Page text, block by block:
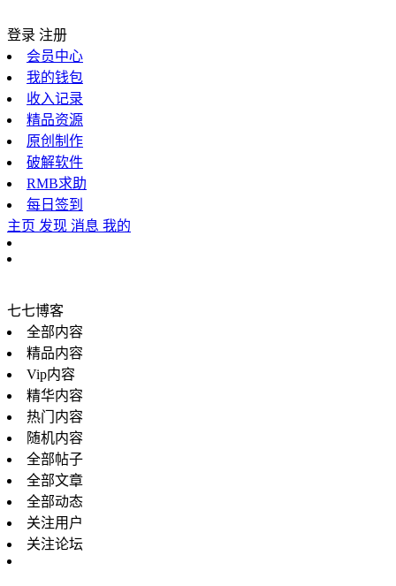
登录 注册
会员中心
我的钱包
收入记录
精品资源
原创制作
破解软件
RMB求助
每日签到
主页 发现 消息 我的
七七博客
全部内容
精品内容
Vip内容
精华内容
热门内容
随机内容
全部帖子
全部文章
全部动态
关注用户
关注论坛